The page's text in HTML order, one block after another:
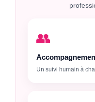
👥
Un suivi humain à